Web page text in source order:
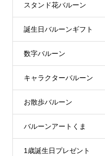
スタンド花バルーン
誕生日バルーンギフト
数字バルーン
キャラクターバルーン
お散歩バルーン
バルーンアートくま
1歳誕生日プレゼント